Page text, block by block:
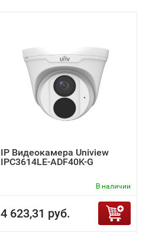
IP Видеокамера Uniview
IPC3614LE-ADF40K-G
В наличии
4 623,31 руб.